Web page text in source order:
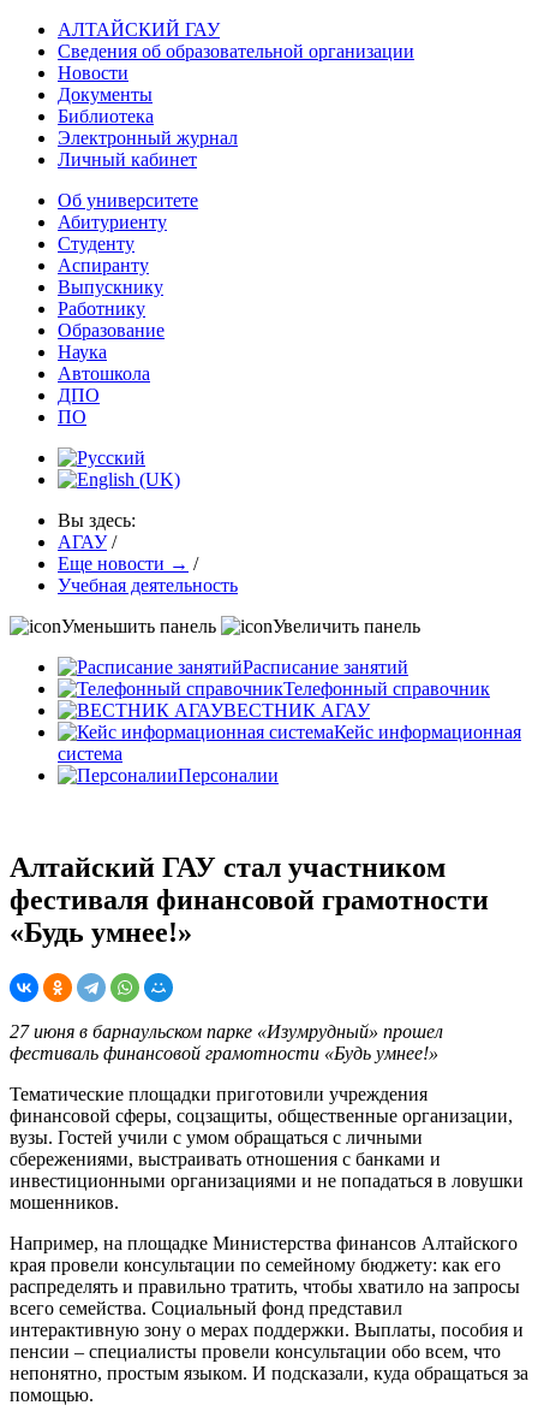
АЛТАЙСКИЙ ГАУ
Сведения об образовательной организации
Новости
Документы
Библиотека
Электронный журнал
Личный кабинет
Об университете
Абитуриенту
Студенту
Аспиранту
Выпускнику
Работнику
Образование
Наука
Автошкола
ДПО
ПО
Вы здесь:
АГАУ /
Еще новости → /
Учебная деятельность
Уменьшить панель
Увеличить панель
Расписание занятий
Телефонный справочник
ВЕСТНИК АГАУ
Кейс информационная
система
Персоналии
Алтайский ГАУ стал участником
фестиваля финансовой грамотности
«Будь умнее!»
27 июня в барнаульском парке «Изумрудный» прошел
фестиваль финансовой грамотности «Будь умнее!»
Тематические площадки приготовили учреждения
финансовой сферы, соцзащиты, общественные организации,
вузы. Гостей учили с умом обращаться с личными
сбережениями, выстраивать отношения с банками и
инвестиционными организациями и не попадаться в ловушки
мошенников.
Например, на площадке Министерства финансов Алтайского
края провели консультации по семейному бюджету: как его
распределять и правильно тратить, чтобы хватило на запросы
всего семейства. Социальный фонд представил
интерактивную зону о мерах поддержки. Выплаты, пособия и
пенсии – специалисты провели консультации обо всем, что
непонятно, простым языком. И подсказали, куда обращаться за
помощью.